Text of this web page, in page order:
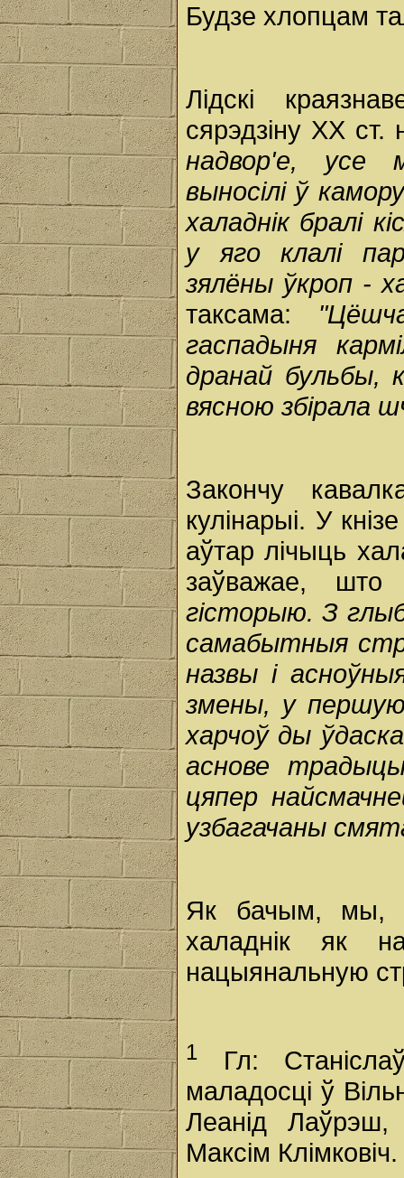
Будзе хлопцам
Лідскі
сярэдзіну ХХ
надвор'е, усе
выносілі ў
халаднік бралі
у яго клалі
зялёны ўкроп -
таксама:
гаспадыня
дранай бульбы,
вясною збірала
Закончу
кулінарыі. У
аўтар лічыць
заўважае,
гісторыю. З
самабытныя
назвы і
змены, у першую
харчоў ды
аснове
цяпер
узбагачаны
Як бачым, мы,
халаднік як
нацыянальную
1
Гл:
маладосці ў
Леанід Лаўрэш,
Максім